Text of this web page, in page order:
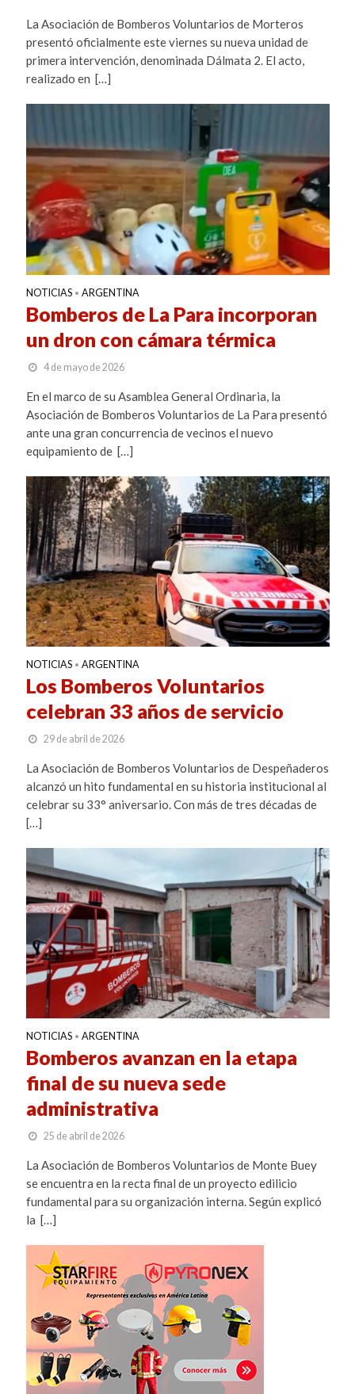
La Asociación de Bomberos Voluntarios de Morteros
presentó oficialmente este viernes su nueva unidad de
primera intervención, denominada Dálmata 2. El acto,
realizado en […]
NOTICIAS • ARGENTINA
Bomberos de La Para incorporan
un dron con cámara térmica
4 de mayo de 2026
En el marco de su Asamblea General Ordinaria, la
Asociación de Bomberos Voluntarios de La Para presentó
ante una gran concurrencia de vecinos el nuevo
equipamiento de […]
NOTICIAS • ARGENTINA
Los Bomberos Voluntarios
celebran 33 años de servicio
29 de abril de 2026
La Asociación de Bomberos Voluntarios de Despeñaderos
alcanzó un hito fundamental en su historia institucional al
celebrar su 33° aniversario. Con más de tres décadas de
[…]
NOTICIAS • ARGENTINA
Bomberos avanzan en la etapa
final de su nueva sede
administrativa
25 de abril de 2026
La Asociación de Bomberos Voluntarios de Monte Buey
se encuentra en la recta final de un proyecto edilicio
fundamental para su organización interna. Según explicó
la […]